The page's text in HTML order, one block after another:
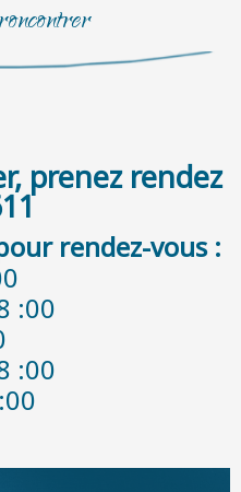
prenez rendez
rendez-vous :
:00
:00